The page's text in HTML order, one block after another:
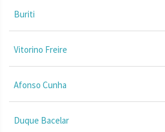
Buriti
Vitorino Freire
Afonso Cunha
Duque Bacelar